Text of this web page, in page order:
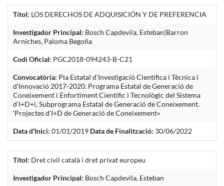
Títol: LOS DERECHOS DE ADQUISICIÓN Y DE PREFERENCIA
Investigador Principal: Bosch Capdevila, Esteban|Barron
Arniches, Paloma Begoña
Codi Oficial: PGC2018-094243-B-C21
Convocatòria: Pla Estatal d'Investigació Científica i Tècnica i
d'Innovació 2017-2020. Programa Estatal de Generació de
Coneixement i Enfortiment Científic i Tecnològic del Sistema
d'I+D+i, Subprograma Estatal de Generació de Coneixement.
'Projectes d'I+D de Generació de Coneixement»
Data d'Inici: 01/01/2019 Data de Finalització: 30/06/2022
Títol: Dret civil català i dret privat europeu
Investigador Principal: Bosch Capdevila, Esteban